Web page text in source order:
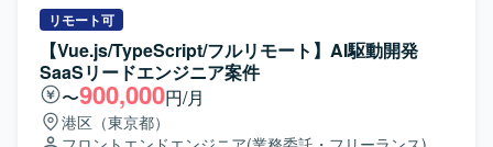
などのAI支援ツールを活用したAI駆動開発を行います。要件
や依頼内容をプロンプトへ構造化し実装へつなげるほか、
アジャイル開発体制の中で継続的なサービス改善、仕様整
理や技術的な提案、AI生成物のレビューおよび品質担保も
行っていただきます。 【求める人物像】 AI支援ツールを積
極的に活用しながら、自ら学習・改善していける方を求め
リモート可
【Vue.js/TypeScript/フルリモート】AI駆動開発
SaaSリードエンジニア案件
〜900,000円/月
港区（東京都）